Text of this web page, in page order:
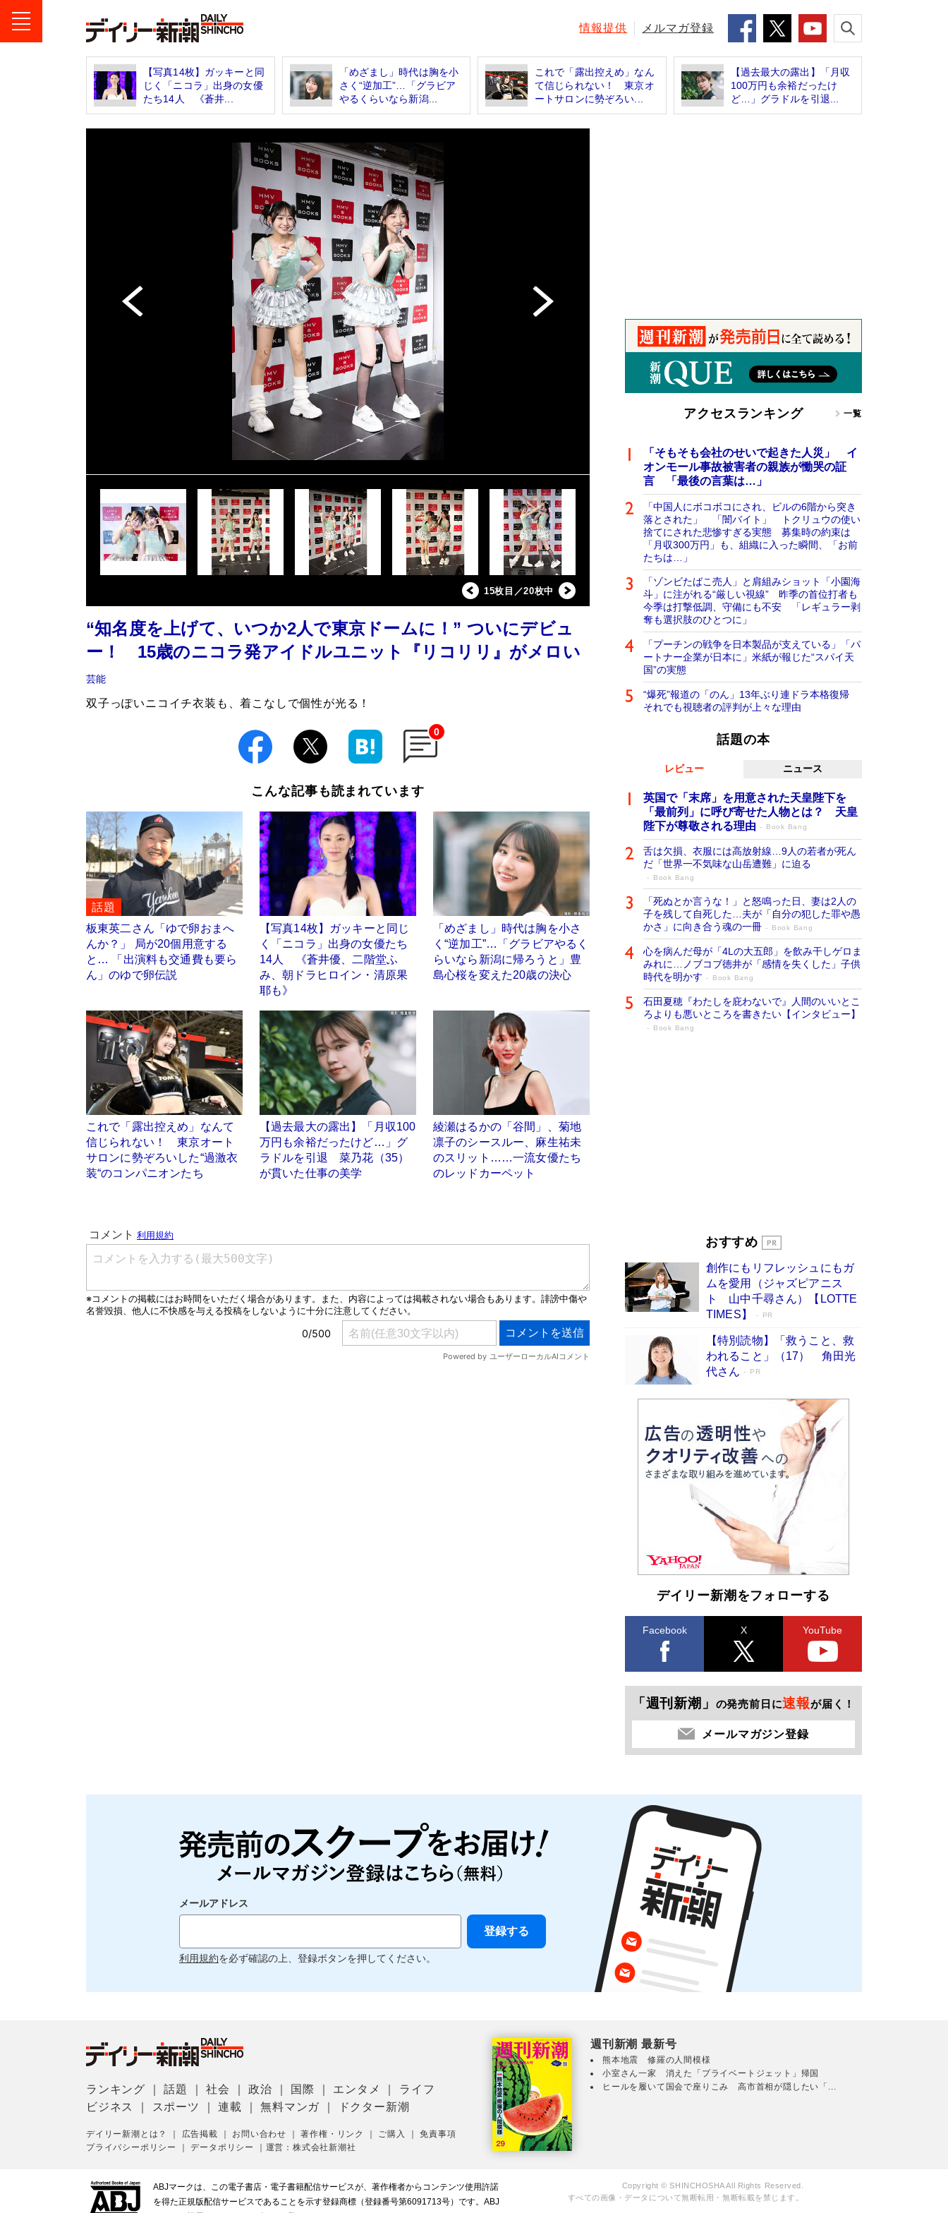
情報提供 メルマガ登録
【写真14枚】ガッキーと同
じく「ニコラ」出身の女優
たち14人 《蒼井...
「めざまし」時代は胸を小
さく“逆加工”…「グラビア
やるくらいなら新潟...
これで「露出控えめ」なん
て信じられない！ 東京オ
ートサロンに勢ぞろい...
【過去最大の露出】「月収
100万円も余裕だったけ
ど…」グラドルを引退...
15枚目／20枚中
“知名度を上げて、いつか2人で東京ドームに！” ついにデビュ
ー！ 15歳のニコラ発アイドルユニット『リコリリ』がメロい
芸能
双子っぽいニコイチ衣装も、着こなしで個性が光る！
0
こんな記事も読まれています
話題
板東英二さん「ゆで卵おまへ
んか？」 局が20個用意する
と… 「出演料も交通費も要ら
ん」のゆで卵伝説
【写真14枚】ガッキーと同じ
く「ニコラ」出身の女優たち
14人 《蒼井優、二階堂ふ
み、朝ドラヒロイン・清原果
耶も》
「めざまし」時代は胸を小さ
く“逆加工”…「グラビアやるく
らいなら新潟に帰ろうと」豊
島心桜を変えた20歳の決心
これで「露出控えめ」なんて
信じられない！ 東京オート
サロンに勢ぞろいした“過激衣
装“のコンパニオンたち
【過去最大の露出】「月収100
万円も余裕だったけど…」グ
ラドルを引退 菜乃花（35）
が貫いた仕事の美学
綾瀬はるかの「谷間」、菊地
凛子のシースルー、麻生祐未
のスリット……一流女優たち
のレッドカーペット
アクセスランキング 一覧
「そもそも会社のせいで起きた人災」 イ
オンモール事故被害者の親族が慟哭の証
言 「最後の言葉は…」
「中国人にボコボコにされ、ビルの6階から突き
落とされた」 「闇バイト」 トクリュウの使い
捨てにされた悲惨すぎる実態 募集時の約束は
「月収300万円」も、組織に入った瞬間、「お前
たちは…」
「ゾンビたばこ売人」と肩組みショット「小園海
斗」に注がれる“厳しい視線” 昨季の首位打者も
今季は打撃低調、守備にも不安 「レギュラー剥
奪も選択肢のひとつに」
「プーチンの戦争を日本製品が支えている」「パ
ートナー企業が日本に」米紙が報じた“スパイ天
国”の実態
“爆死”報道の「のん」13年ぶり連ドラ本格復帰
それでも視聴者の評判が上々な理由
話題の本
レビュー ニュース
英国で「末席」を用意された天皇陛下を
「最前列」に呼び寄せた人物とは？ 天皇
陛下が尊敬される理由
Book Bang
舌は欠損、衣服には高放射線…9人の若者が死ん
だ「世界一不気味な山岳遭難」に迫る
Book Bang
「死ぬとか言うな！」と怒鳴った日、妻は2人の
子を残して自死した…夫が「自分の犯した罪や愚
かさ」に向き合う魂の一冊
Book Bang
心を病んだ母が「4Lの大五郎」を飲み干しゲロま
みれに…ノブコブ徳井が「感情を失くした」子供
時代を明かす
Book Bang
石田夏穂『わたしを庇わないで』人間のいいとこ
ろよりも悪いところを書きたい【インタビュー】
Book Bang
開発への関心を押し上げた18年の物語に幕 特装
Book Bang
友近氏、絶賛！ 鎌倉を舞台に、孤独を抱えた
人々が新たな一歩を踏み出す連作短篇集『海のほ
とりのプラネット』試し読み
おすすめ
創作にもリフレッシュにもガ
ムを愛用（ジャズピアニス
ト 山中千尋さん）【LOTTE
TIMES】
PR
【特別読物】「救うこと、救
われること」（17） 角田光
代さん
PR
デイリー新潮をフォローする
Facebook X YouTube
「週刊新潮」 の発売前日に速報が届く！
メールマガジン登録
メールアドレス
利用規約を必ず確認の上、登録ボタンを押してください。
ランキング ｜話題 ｜社会 ｜政治 国際 エンタメ
ライフ
ビジネス
スポーツ ｜連載 ｜無料マンガ ドクター新潮
デイリー新潮とは？ 広告掲載 お問い合わせ ｜著作権・リンク ご購入 ｜免責事項
プライバシーポリシー
｜データポリシー 運営：株式会社新潮社
週刊新潮 最新号
熊本地震 修羅の人間模様
小室さん一家 消えた「プライベートジェット」帰国
ヒールを履いて国会で座りこみ 高市首相が隠したい「...
ABJマークは、この電子書店・電子書籍配信サービスが、著作権者からコンテンツ使用許諾
を得た正規版配信サービスであることを示す登録商標（登録番号第6091713号）です。ABJ
Copyright © SHINCHOSHA All Rights Reserved.
すべての画像・データについて無断転用・無断転載を禁じます。